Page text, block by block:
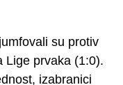
su protiv
Lige prvaka (1:0).
izabranici